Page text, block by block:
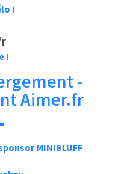
Aimer 『茜さす』
MUSIC VIDEO（FULL
ver.）
!
!
-
Aimer.fr
MINIBLUFF